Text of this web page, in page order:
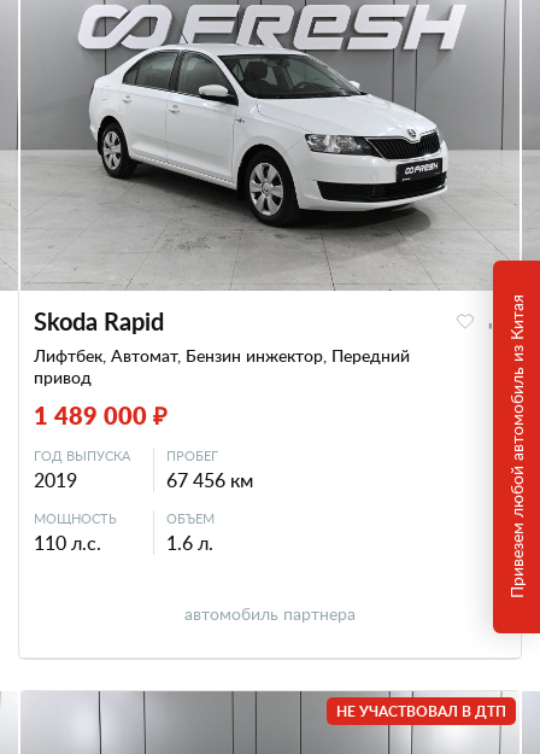
Skoda Rapid
Лифтбек, Автомат, Бензин инжектор, Передний
привод
1 489 000 ₽
ГОД ВЫПУСКА
2019
ПРОБЕГ
67 456 км
МОЩНОСТЬ
110 л.с.
ОБЪЕМ
1.6 л.
автомобиль партнера
НЕ УЧАСТВОВАЛ В ДТП
Привезем любой автомобиль из Китая